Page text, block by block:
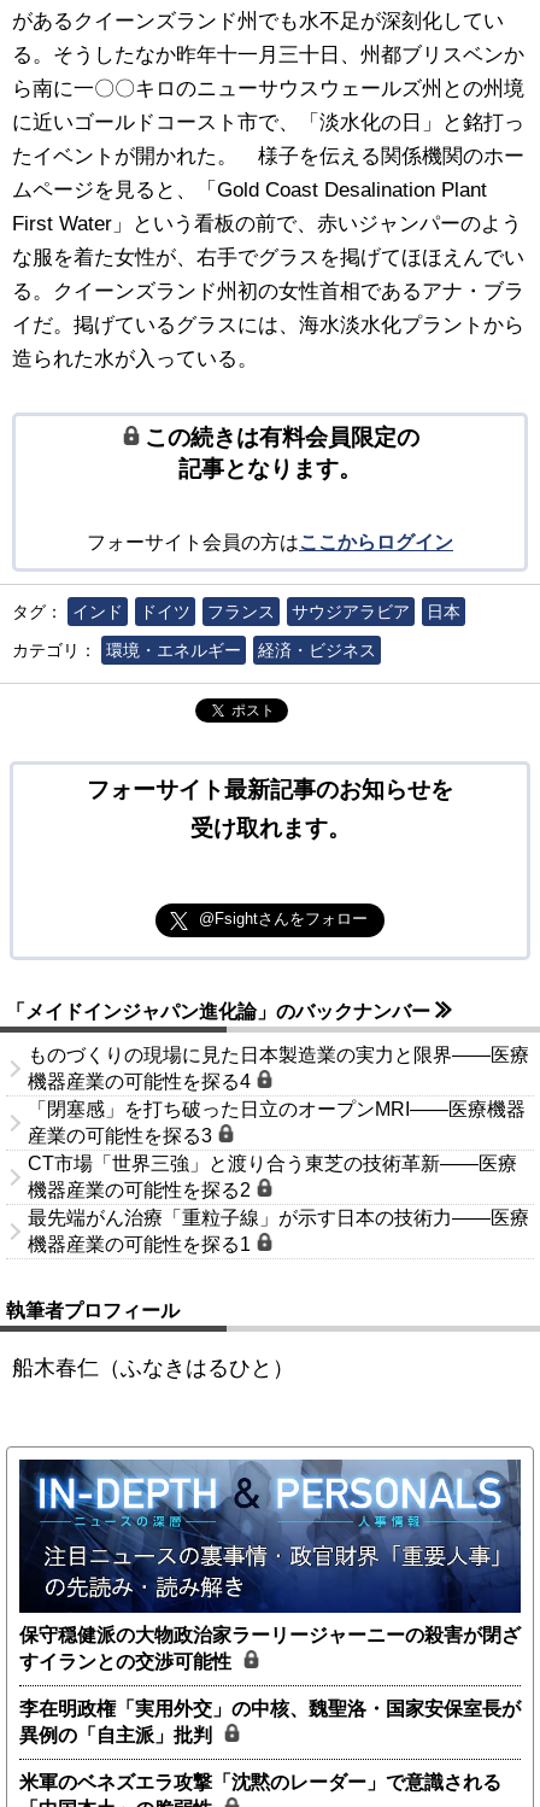
があるクイーンズランド州でも水不足が深刻化してい
る。そうしたなか昨年十一月三十日、州都ブリスベンか
ら南に一〇〇キロのニューサウスウェールズ州との州境
に近いゴールドコースト市で、「淡水化の日」と銘打っ
たイベントが開かれた。 様子を伝える関係機関のホー
ムページを見ると、「Gold Coast Desalination Plant
First Water」という看板の前で、赤いジャンパーのよう
な服を着た女性が、右手でグラスを掲げてほほえんでい
る。クイーンズランド州初の女性首相であるアナ・ブラ
イだ。掲げているグラスには、海水淡水化プラントから
造られた水が入っている。
この続きは有料会員限定の
記事となります。
フォーサイト会員の方はここからログイン
タグ： インド ドイツ フランス サウジアラビア
日本
カテゴリ：
環境・エネルギー 経済・ビジネス
ポスト
フォーサイト最新記事のお知らせを
受け取れます。
@Fsightさんをフォロー
「メイドインジャパン進化論」のバックナンバー
ものづくりの現場に見た日本製造業の実力と限界――医療
機器産業の可能性を探る4
「閉塞感」を打ち破った日立のオープンMRI――医療機器
産業の可能性を探る3
CT市場「世界三強」と渡り合う東芝の技術革新――医療
機器産業の可能性を探る2
最先端がん治療「重粒子線」が示す日本の技術力――医療
機器産業の可能性を探る1
執筆者プロフィール
船木春仁（ふなきはるひと）
保守穏健派の大物政治家ラーリージャーニーの殺害が閉ざ
すイランとの交渉可能性
李在明政権「実用外交」の中核、魏聖洛・国家安保室長が
異例の「自主派」批判
米軍のベネズエラ攻撃「沈黙のレーダー」で意識される